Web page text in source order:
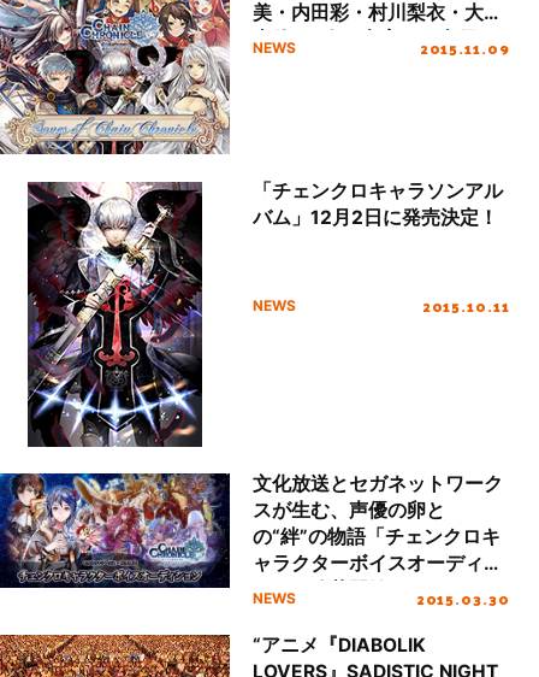
美・内田彩・村川梨衣・大坪
由佳の5人が考案した声優コ
NEWS 2015.11.09
「チェンクロキャラソンアル
バム」12月2日に発売決定！
NEWS 2015.10.11
文化放送とセガネットワーク
スが生む、声優の卵と
の“絆”の物語「チェンクロキ
ャラクターボイスオーディシ
ョン」公募開始！
NEWS 2015.03.30
“アニメ『DIABOLIK
LOVERS』SADISTIC NIGHT